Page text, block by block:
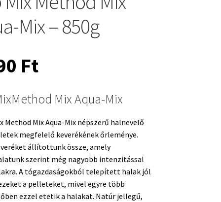
Mix – 850g
Ft
Mix Aqua-Mix
Method Mix Aqua-Mix népszerű halnevelő
megfelelő keverékének őrleménye.
állítottunk össze, amely
szerint még nagyobb intenzitással
A tógazdaságokból telepített halak jól
a pelleteket, mivel egyre több
ezzel etetik a halakat. Natúr jellegű,